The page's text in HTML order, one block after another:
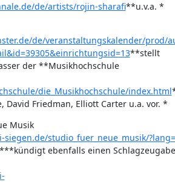
de/artists/rojin-sharafi**u.v.a. *
de/veranstaltungskalender/prod/
**stellt
die_Musikhochschule/index.html
David Friedman, Elliott Carter u.a. vor. *
studio_fuer_neue_musik/
ebenfalls einen